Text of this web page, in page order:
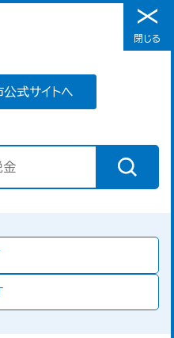
メニュー
式サイトへ
閉じる